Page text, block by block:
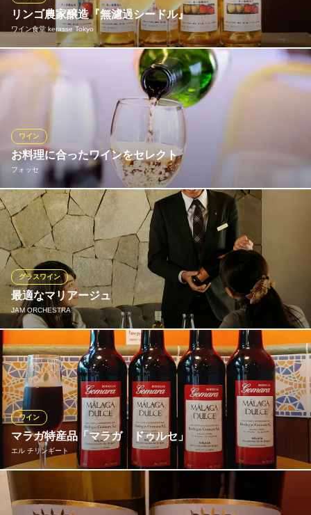
ビストロ ル・フルール（Bistro Le Fleur）
市ヶ谷 隠れ家ビストロ
ＪＲ中央線市ケ谷駅 徒歩2分
東京都新宿区市谷田町1-1 ATビルB1
リンゴ農家醸造『無濾過シードル』
ワイン食堂 kerasse Tokyo
東京では他では飲めない、りんご農家さんが手がける超レアな
「林檎ワイン」 季節のオススメ『シードル』が毎日3・4種類！ リ
ンゴによってことなる味が楽しめます。
ワイン食堂 kerasse Tokyo
三陸産食材 ワイン
都営大江戸線若松河田駅 徒歩3分
東京都新宿区余丁町9-9 1F
お料理に合ったワインをセレクト
フォッセ
ワイン
ワインは赤・白を各10種類ほどご用意しています。お料理に合っ
たワインをセレクトいたしますので、お任せください。
フォッセ
フランス料理
地下鉄市ヶ谷駅A1-1番出口 徒歩2分
東京都千代田区九段北4-2-25 アルカディア市ヶ谷（私学会館）2F
最適なマリアージュ
JAM ORCHESTRA
グラスワイン
当店のホールスタッフは、全員ソムリエ資格を取得しておりま
す。お客様のお好みやニーズに合わせて最適なワインをチョイス
致します。
JAM ORCHESTRA
10名から貸切フレンチ
ＪＲ中央線市ケ谷駅 徒歩1分
東京都千代田区六番町4-3 2F
マラガ特産品「マラガ ドゥルセ」
エル チリンギート
ワイン
アンダルシア地方マラガの特産品の甘口ワイン「マラガ ドゥル
セ」 日本で飲めるのは、当店だけ！ ソレラシステムで長期熟成